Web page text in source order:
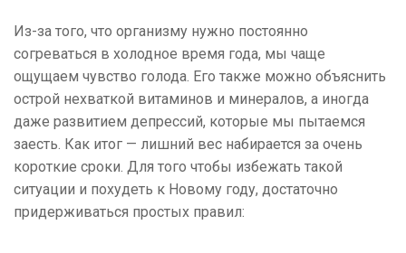
Из-за того, что организму нужно постоянно
согреваться в холодное время года, мы чаще
ощущаем чувство голода. Его также можно объяснить
острой нехваткой витаминов и минералов, а иногда
даже развитием депрессий, которые мы пытаемся
заесть. Как итог — лишний вес набирается за очень
короткие сроки. Для того чтобы избежать такой
ситуации и похудеть к Новому году, достаточно
придерживаться простых правил: